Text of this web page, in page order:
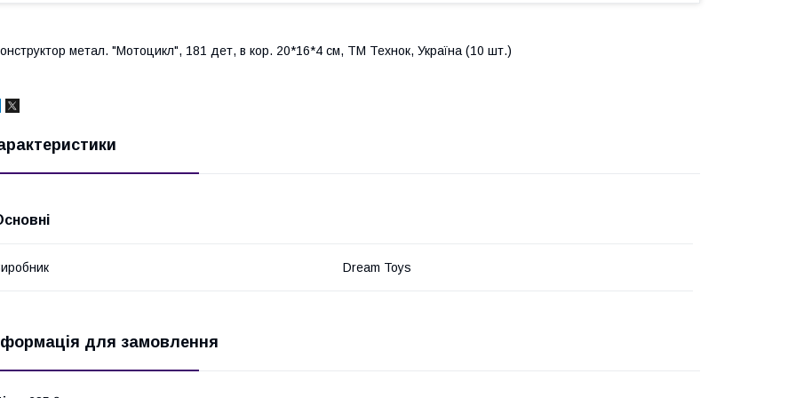
метал. "Мотоцикл", 181 дет, в кор. 20*16*4 см, ТМ Технок, Україна (10 шт.)
Dream Toys
для замовлення